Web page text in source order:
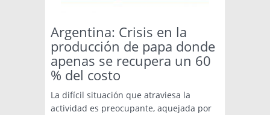
Argentina: Crisis en la
producción de papa donde
apenas se recupera un 60
% del costo
La difícil situación que atraviesa la
actividad es preocupante, aquejada por